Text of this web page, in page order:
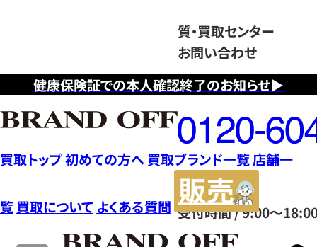
健康保険証での本人確認終了のお知らせ▶
質・買取センター
お問い合わせ
フ
リ
ー
ダ
イ
ヤ
ル
0120604117
受付時間 / 9:00～
買取トップ初めての方へ 買取ブランド一覧店舗一
覧 買取について よくある質問
サ